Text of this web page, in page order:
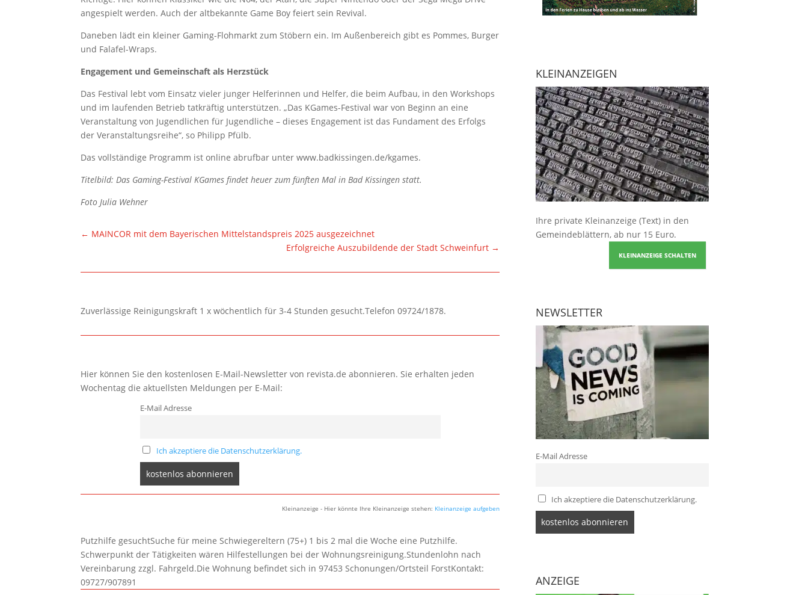
angespielt werden. Auch der altbekannte Game Boy feiert sein Revival.
Daneben lädt ein kleiner Gaming-Flohmarkt zum Stöbern ein. Im Außenbereich gibt es Pommes, Burger
und Falafel-Wraps.
Engagement und Gemeinschaft als Herzstück
Das Festival lebt vom Einsatz vieler junger Helferinnen und Helfer, die beim Aufbau, in den Workshops
und im laufenden Betrieb tatkräftig unterstützen. „Das KGames-Festival war von Beginn an eine
Veranstaltung von Jugendlichen für Jugendliche – dieses Engagement ist das Fundament des Erfolgs
der Veranstaltungsreihe“, so Philipp Pfülb.
Das vollständige Programm ist online abrufbar unter www.badkissingen.de/kgames.
Titelbild: Das Gaming-Festival KGames findet heuer zum fünften Mal in Bad Kissingen statt.
Foto Julia Wehner
← MAINCOR mit dem Bayerischen Mittelstandspreis 2025 ausgezeichnet
Erfolgreiche Auszubildende der Stadt Schweinfurt →
Zuverlässige Reinigungskraft 1 x wöchentlich für 3-4 Stunden gesucht.Telefon 09724/1878.
Hier können Sie den kostenlosen E-Mail-Newsletter von revista.de abonnieren. Sie erhalten jeden
Wochentag die aktuellsten Meldungen per E-Mail:
E-Mail Adresse
Ich akzeptiere die Datenschutzerklärung.
Kleinanzeige - Hier könnte Ihre Kleinanzeige stehen: Kleinanzeige aufgeben
Putzhilfe gesuchtSuche für meine Schwiegereltern (75+) 1 bis 2 mal die Woche eine Putzhilfe.
Schwerpunkt der Tätigkeiten wären Hilfestellungen bei der Wohnungsreinigung.Stundenlohn nach
Vereinbarung zzgl. Fahrgeld.Die Wohnung befindet sich in 97453 Schonungen/Ortsteil ForstKontakt:
09727/907891
KLEINANZEIGEN
Ihre private Kleinanzeige (Text) in den
Gemeindeblättern, ab nur 15 Euro.
KLEINANZEIGE SCHALTEN
NEWSLETTER
E-Mail Adresse
Ich akzeptiere die Datenschutzerklärung.
ANZEIGE